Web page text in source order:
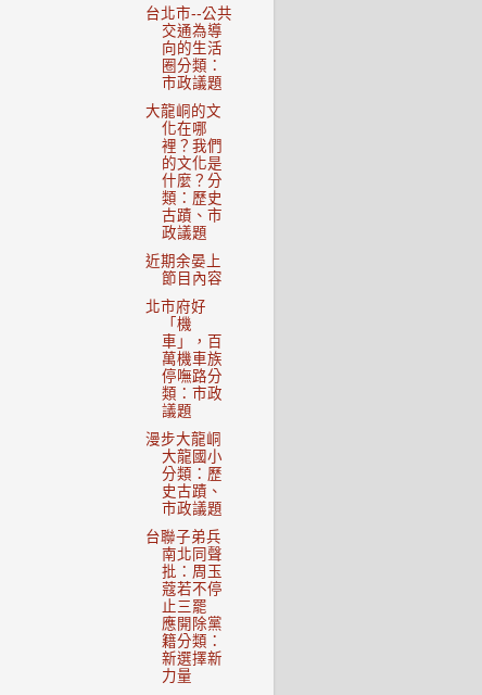
台北市--公共
交通為導
向的生活
圈分類：
市政議題
大龍峒的文
化在哪
裡？我們
的文化是
什麼？分
類：歷史
古蹟、市
政議題
近期余晏上
節目內容
北市府好
「機
車」，百
萬機車族
停嘸路分
類：市政
議題
漫步大龍峒
大龍國小
分類：歷
史古蹟、
市政議題
台聯子弟兵
南北同聲
批：周玉
蔻若不停
止三罷
應開除黨
籍分類：
新選擇新
力量